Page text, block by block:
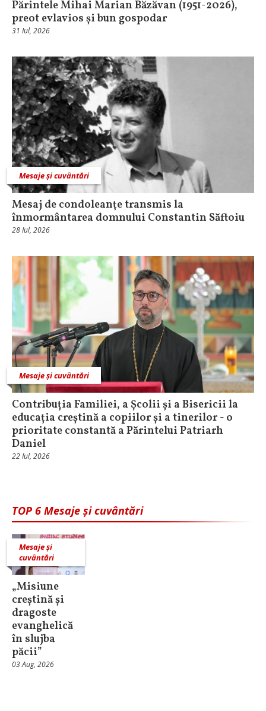
Părintele Mihai Marian Băzăvan (1951-2026),
preot evlavios și bun gospodar
31 Iul, 2026
Mesaje și cuvântări
Mesaj de condoleanţe transmis la
înmormântarea domnului Constantin Săftoiu
28 Iul, 2026
Mesaje și cuvântări
Contribuția Familiei, a Școlii și a Bisericii la
educația creștină a copiilor și a tinerilor - o
prioritate constantă a Părintelui Patriarh
Daniel
22 Iul, 2026
TOP 6 Mesaje și cuvântări
Mesaje și
cuvântări
„Misiune
creștină și
dragoste
evanghelică
în slujba
păcii”
03 Aug, 2026